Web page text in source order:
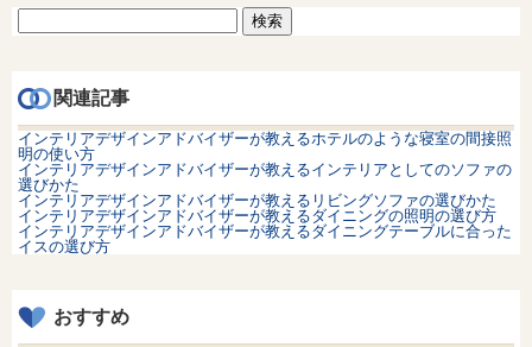
関連記事
インテリアデザインアドバイザーが教えるホテルのような寝室の間接照
明の使い方
インテリアデザインアドバイザーが教えるインテリアとしてのソファの
選びかた
インテリアデザインアドバイザーが教えるリビングソファの選びかた
インテリアデザインアドバイザーが教えるダイニングの照明の選び方
インテリアデザインアドバイザーが教えるダイニングテーブルに合った
イスの選び方
おすすめ